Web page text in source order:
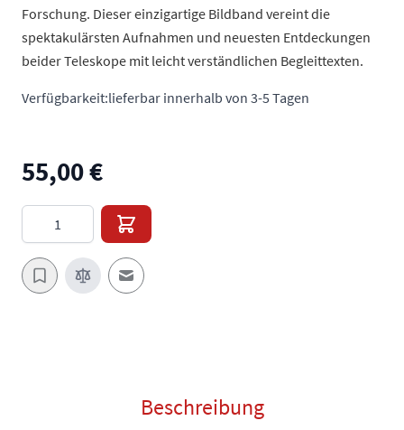
Forschung. Dieser einzigartige Bildband vereint die
spektakulärsten Aufnahmen und neuesten Entdeckungen
beider Teleskope mit leicht verständlichen Begleittexten.
Verfügbarkeit:lieferbar innerhalb von 3-5 Tagen
55,00 €
Menge
E-Mail an einen Freund
Beschreibung